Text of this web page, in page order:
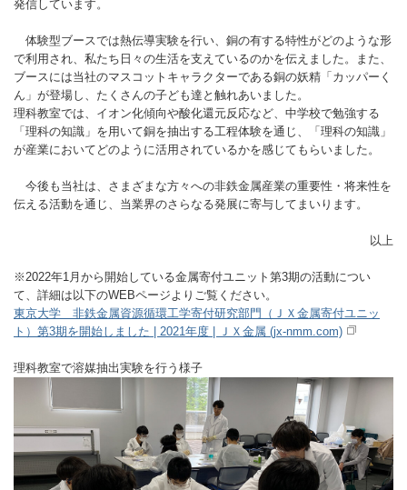
発信しています。
体験型ブースでは熱伝導実験を行い、銅の有する特性がどのような形
で利用され、私たち日々の生活を支えているのかを伝えました。また、
ブースには当社のマスコットキャラクターである銅の妖精「カッパーく
ん」が登場し、たくさんの子ども達と触れあいました。
理科教室では、イオン化傾向や酸化還元反応など、中学校で勉強する
「理科の知識」を用いて銅を抽出する工程体験を通じ、「理科の知識」
が産業においてどのように活用されているかを感じてもらいました。
今後も当社は、さまざまな方々への非鉄金属産業の重要性・将来性を
伝える活動を通じ、当業界のさらなる発展に寄与してまいります。
以上
※2022年1月から開始している金属寄付ユニット第3期の活動につい
て、詳細は以下のWEBページよりご覧ください。
東京大学 非鉄金属資源循環工学寄付研究部門（ＪＸ金属寄付ユニッ
ト）第3期を開始しました | 2021年度 | ＪＸ金属 (jx-nmm.com)
理科教室で溶媒抽出実験を行う様子